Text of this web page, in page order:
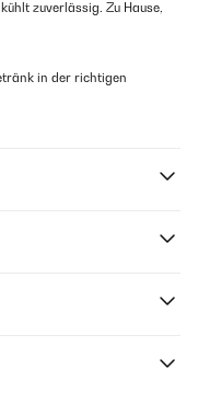
zuverlässig. Zu Hause,
in der richtigen